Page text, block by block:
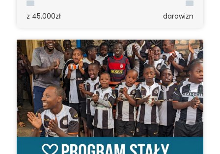
z 45,000zł darowizn